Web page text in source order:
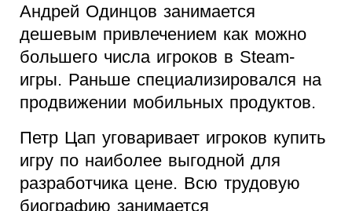
Андрей Одинцов занимается
дешевым привлечением как можно
большего числа игроков в Steam-
игры. Раньше специализировался на
продвижении мобильных продуктов.
Петр Цап уговаривает игроков купить
игру по наиболее выгодной для
разработчика цене. Всю трудовую
биографию занимается